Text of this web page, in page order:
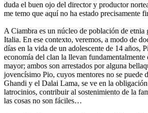
duda el buen ojo del director y productor
me temo que aquí no ha estado precisamente
A Ciambra es un núcleo de población de etnia
Italia. En ese contexto, veremos, a modo de
días en la vida de un adolescente de 14 años,
economía del clan la llevan fundamentalmente
mayor; ambos son arrestados por alguna
jovencísimo Pio, cuyos mentores no se puede
Ghandi y el Dalai Lama, se ve en la
latrocinios, contribuir al sostenimiento de la
las cosas no son fáciles…